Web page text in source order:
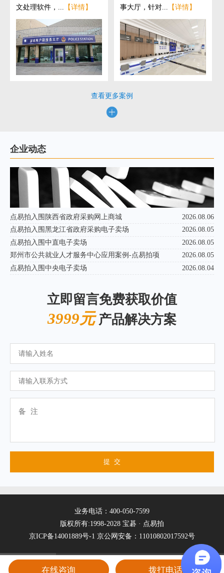
文处理软件，... 【详情】
事大厅，针对... 【详情】
查看更多案例
企业动态
点易拍入围陕西省政府采购网上商城
2026.08.06
点易拍入围黑龙江省政府采购电子卖场
2026.08.05
点易拍入围中直电子卖场
2026.08.05
郑州市公共就业人才服务中心应用案例-点易拍项
2026.08.05
点易拍入围中央电子卖场
2026.08.04
立即留言免费获取价值
3999元产品解决方案
业务电话：400-050-7599
版权所有:1998-2028 宝碁 · 点易拍
京ICP备14001889号-1 京公网安备：11010802017592号
在线咨询 拨打电话